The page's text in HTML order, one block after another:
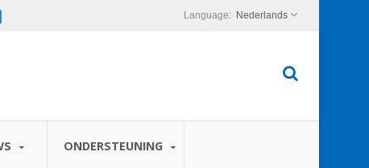
Nederlands
ONDERSTEUNING